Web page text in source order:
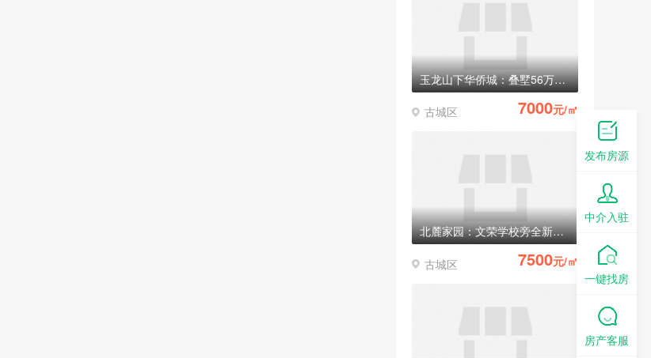
玉龙山下华侨城：叠墅56万元/套起
古城区 7000元/㎡
北麓家园：文荣学校旁全新电梯房，均价7500元/㎡
古城区 7500元/㎡
发布房源
中介入驻
一键找房
房产客服